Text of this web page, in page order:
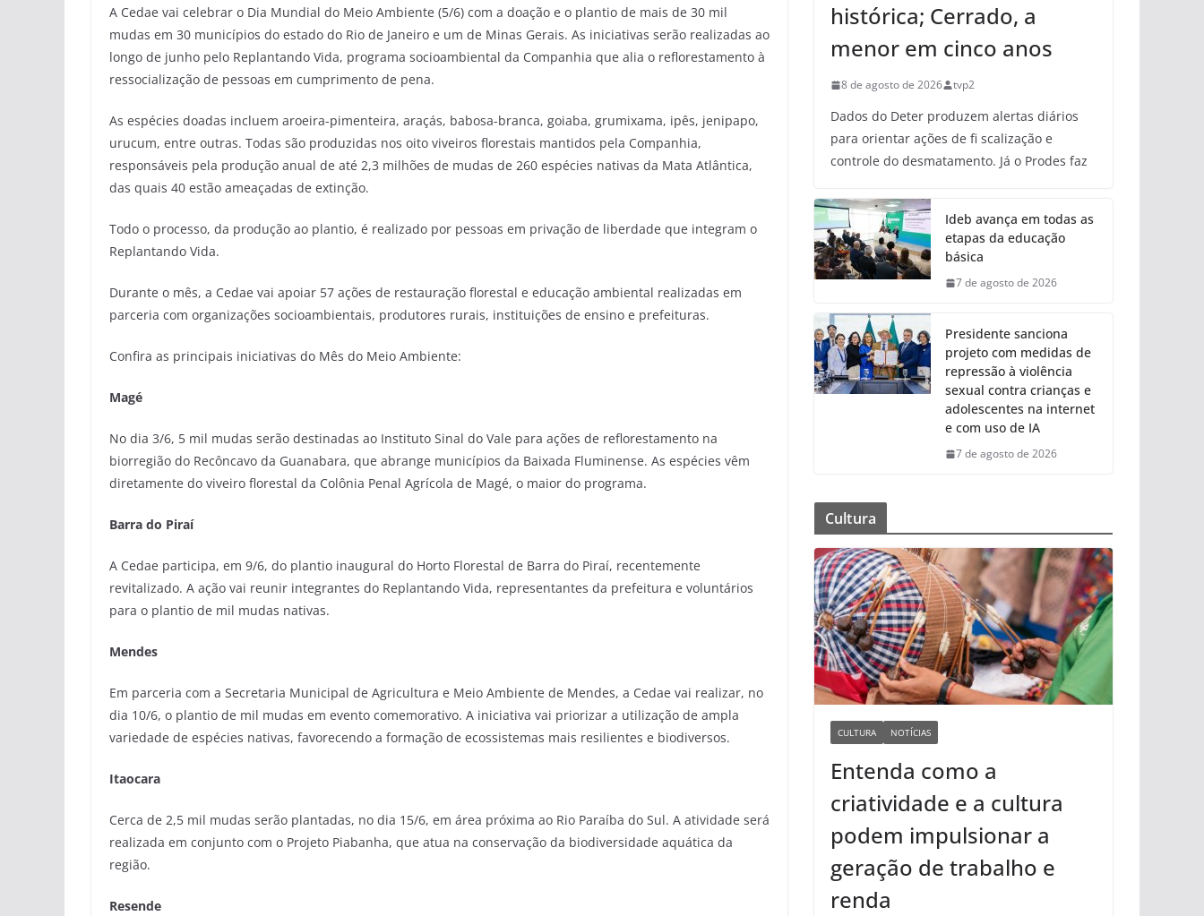
A Cedae vai celebrar o Dia Mundial do Meio Ambiente (5/6) com a doação e o plantio de mais de 30 mil
mudas em 30 municípios do estado do Rio de Janeiro e um de Minas Gerais. As iniciativas serão realizadas ao
longo de junho pelo Replantando Vida, programa socioambiental da Companhia que alia o reflorestamento à
ressocialização de pessoas em cumprimento de pena.
As espécies doadas incluem aroeira-pimenteira, araçás, babosa-branca, goiaba, grumixama, ipês, jenipapo,
urucum, entre outras. Todas são produzidas nos oito viveiros florestais mantidos pela Companhia,
responsáveis pela produção anual de até 2,3 milhões de mudas de 260 espécies nativas da Mata Atlântica,
das quais 40 estão ameaçadas de extinção.
Todo o processo, da produção ao plantio, é realizado por pessoas em privação de liberdade que integram o
Replantando Vida.
Durante o mês, a Cedae vai apoiar 57 ações de restauração florestal e educação ambiental realizadas em
parceria com organizações socioambientais, produtores rurais, instituições de ensino e prefeituras.
Confira as principais iniciativas do Mês do Meio Ambiente:
Magé
No dia 3/6, 5 mil mudas serão destinadas ao Instituto Sinal do Vale para ações de reflorestamento na
biorregião do Recôncavo da Guanabara, que abrange municípios da Baixada Fluminense. As espécies vêm
diretamente do viveiro florestal da Colônia Penal Agrícola de Magé, o maior do programa.
Barra do Piraí
A Cedae participa, em 9/6, do plantio inaugural do Horto Florestal de Barra do Piraí, recentemente
revitalizado. A ação vai reunir integrantes do Replantando Vida, representantes da prefeitura e voluntários
para o plantio de mil mudas nativas.
Mendes
Em parceria com a Secretaria Municipal de Agricultura e Meio Ambiente de Mendes, a Cedae vai realizar, no
dia 10/6, o plantio de mil mudas em evento comemorativo. A iniciativa vai priorizar a utilização de ampla
variedade de espécies nativas, favorecendo a formação de ecossistemas mais resilientes e biodiversos.
Itaocara
Cerca de 2,5 mil mudas serão plantadas, no dia 15/6, em área próxima ao Rio Paraíba do Sul. A atividade será
realizada em conjunto com o Projeto Piabanha, que atua na conservação da biodiversidade aquática da
região.
Resende
histórica; Cerrado, a
menor em cinco anos
8 de agosto de 2026 tvp2
Dados do Deter produzem alertas diários
para orientar ações de fi scalização e
controle do desmatamento. Já o Prodes faz
Ideb avança em todas as
etapas da educação
básica
7 de agosto de 2026
Presidente sanciona
projeto com medidas de
repressão à violência
sexual contra crianças e
adolescentes na internet
e com uso de IA
7 de agosto de 2026
Cultura
CULTURA NOTÍCIAS
Entenda como a
criatividade e a cultura
podem impulsionar a
geração de trabalho e
renda